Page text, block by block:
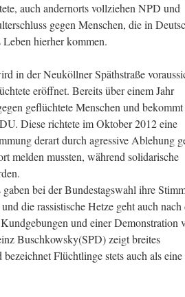
auch andernorts vollziehen NPD und
gegen Menschen, die in
hierher kommen.
in der Neuköllner Späthstraße
eröffnet. Bereits über einem Jahr
geflüchtete Menschen und bekommt
Diese richtete im Oktober 2012 eine
derart durch agressive Ablehung
melden mussten, während solidarische
bei der Bundestagswahl ihre
die rassistische Hetze geht auch nach
und einer Demonstration
Buschkowsky(SPD) zeigt breites
Flüchtlinge stets auch als eine